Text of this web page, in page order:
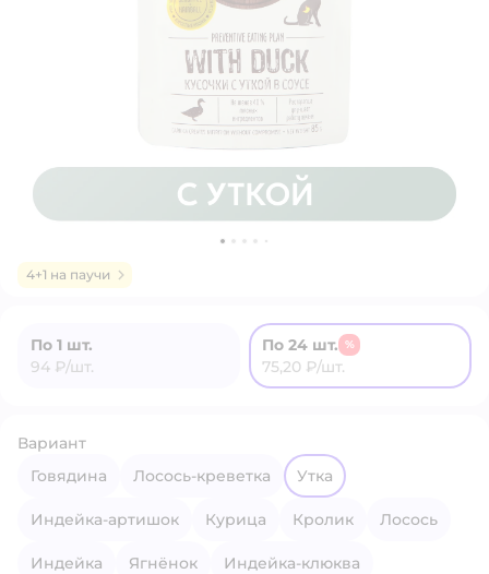
4+1 на паучи
По 1 шт.
94 ₽/шт.
По 24 шт. %
75,20 ₽/шт.
Вариант
Говядина
Лосось-креветка Утка
Индейка-артишок Курица Кролик Лосось
Индейка Ягнёнок Индейка-клюква